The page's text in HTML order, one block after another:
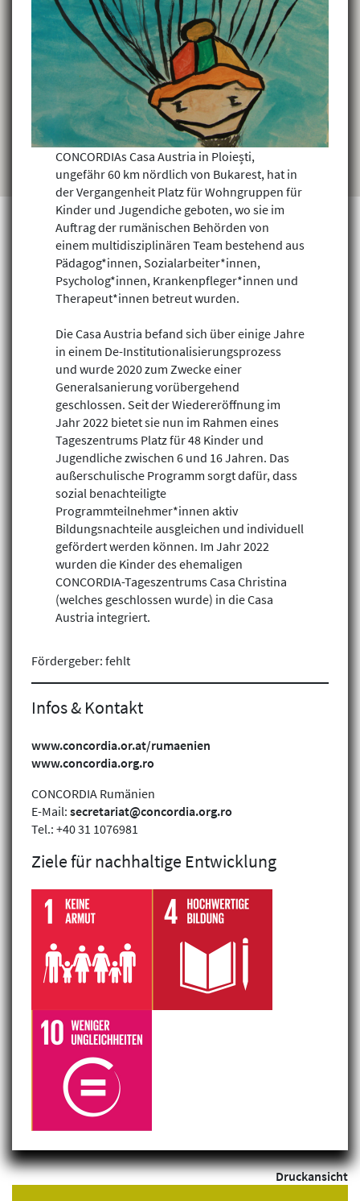
Projekte finden
Klimagerechtigkeit
Geschlechtergerechtigkeit
Inklusion
Filterergebnis: 1 gefunden
CONCORDIAs Tageszentrum Casa
Austria
Europa & Kaukasus, Rumänien,
Aus- & Weiterbildung, Integration, soziale Inklusion &
Empowerment
Druckansicht
CONCORDIAs Casa Austria in Ploiești,
ungefähr 60 km nördlich von Bukarest, hat in
der Vergangenheit Platz für Wohngruppen für
Kinder und Jugendiche geboten, wo sie im
Auftrag der rumänischen Behörden von
einem multidisziplinären Team bestehend aus
Pädagog*innen, Sozialarbeiter*innen,
Psycholog*innen, Krankenpfleger*innen und
Therapeut*innen betreut wurden.
Die Casa Austria befand sich über einige Jahre
in einem De-Institutionalisierungsprozess
und wurde 2020 zum Zwecke einer
Generalsanierung vorübergehend
geschlossen. Seit der Wiedereröffnung im
Jahr 2022 bietet sie nun im Rahmen eines
Tageszentrums Platz für 48 Kinder und
Jugendliche zwischen 6 und 16 Jahren. Das
außerschulische Programm sorgt dafür, dass
sozial benachteiligte
Programmteilnehmer*innen aktiv
Bildungsnachteile ausgleichen und individuell
gefördert werden können. Im Jahr 2022
wurden die Kinder des ehemaligen
CONCORDIA-Tageszentrums Casa Christina
(welches geschlossen wurde) in die Casa
Austria integriert.
Fördergeber: fehlt
Infos & Kontakt
www.concordia.or.at/rumaenien
www.concordia.org.ro
CONCORDIA Rumänien
E-Mail: secretariat@concordia.org.ro
Tel.: +40 31 1076981
Ziele für nachhaltige Entwicklung